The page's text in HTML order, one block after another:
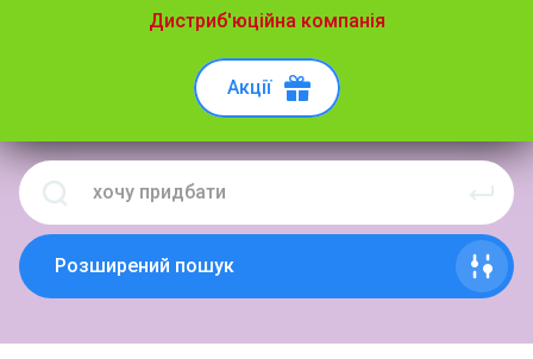
Дистриб'юційна компанія
Акції
Розширений пошук